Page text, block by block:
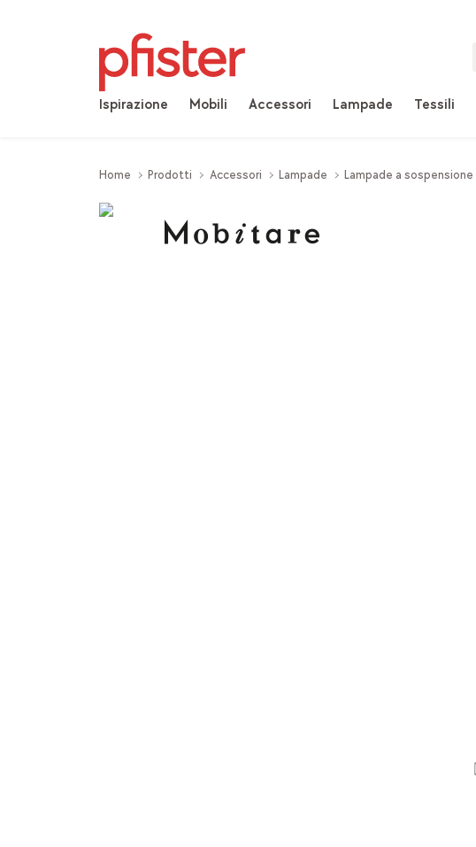
Ispirazione Mobili Accessori Lampade Tessili
Home Prodotti Accessori Lampade Lampade a sospensione